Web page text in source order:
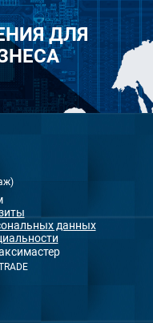
ДЛЯ
данных